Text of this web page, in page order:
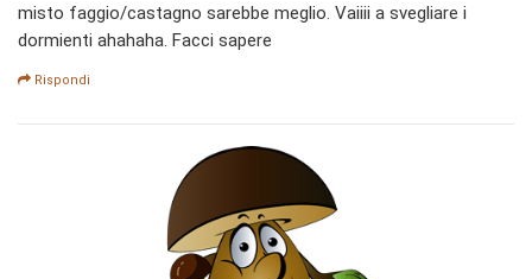
misto faggio/castagno sarebbe meglio. Vaiiii a svegliare i
dormienti ahahaha. Facci sapere
Rispondi